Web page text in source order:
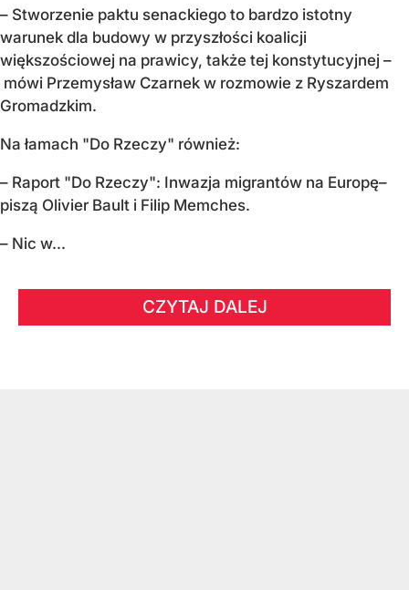
– Stworzenie paktu senackiego to bardzo istotny
warunek dla budowy w przyszłości koalicji
większościowej na prawicy, także tej konstytucyjnej –
mówi Przemysław Czarnek w rozmowie z Ryszardem
Gromadzkim.
Na łamach "Do Rzeczy" również:
– Raport "Do Rzeczy": Inwazja migrantów na Europę–
piszą Olivier Bault i Filip Memches.
– Nic w...
CZYTAJ DALEJ